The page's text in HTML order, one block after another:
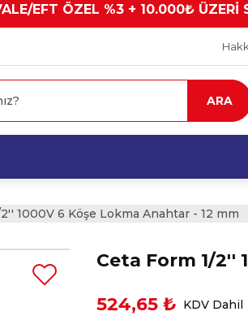
EFT ÖZEL %3 + 10.000₺ ÜZERİ
ARA
1000V 6 Köşe Lokma Anahtar - 12 mm
Ceta Form 1/2''
524,65 ₺ KDV Dahil